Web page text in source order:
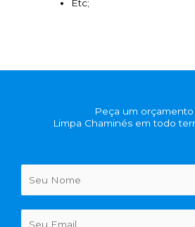
Etc;
Peça um orçamento
Limpa Chaminés em todo